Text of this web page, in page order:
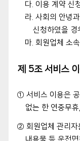
다. 이용 계약 신
라. 사회의 안녕
신청하였을 경
마. 회원업체 소
제 5조 서비스
① 서비스 이용은 공
없는 한 연중무
② 회원업체 관리자
내용물 등 운전